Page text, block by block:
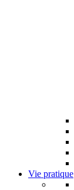
Vie pratique